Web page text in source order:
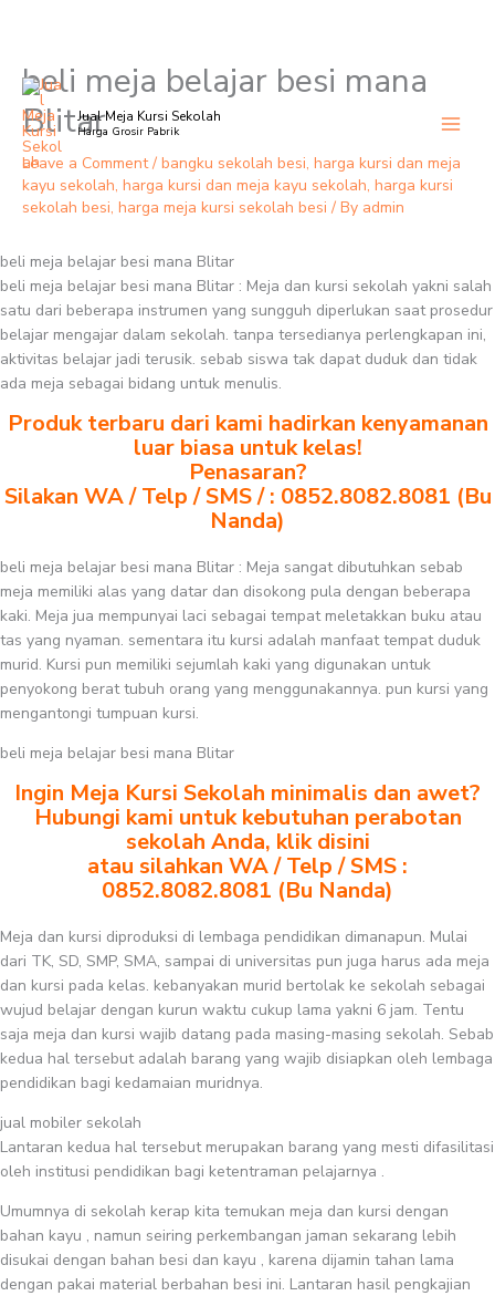
Skip
content
Jual Meja Kursi Sekolah
Harga Grosir Pabrik
beli meja belajar besi mana
Blitar
Leave a Comment / bangku sekolah besi, harga kursi dan meja
kayu sekolah, harga kursi dan meja kayu sekolah, harga kursi
sekolah besi, harga meja kursi sekolah besi / By admin
beli meja belajar besi mana Blitar
beli meja belajar besi mana Blitar : Meja dan kursi sekolah yakni salah
satu dari beberapa instrumen yang sungguh diperlukan saat prosedur
belajar mengajar dalam sekolah. tanpa tersedianya perlengkapan ini,
aktivitas belajar jadi terusik. sebab siswa tak dapat duduk dan tidak
ada meja sebagai bidang untuk menulis.
Produk terbaru dari kami hadirkan kenyamanan
luar biasa untuk kelas!
Penasaran?
Silakan WA / Telp / SMS / : 0852.8082.8081 (Bu
Nanda)
beli meja belajar besi mana Blitar : Meja sangat dibutuhkan sebab
meja memiliki alas yang datar dan disokong pula dengan beberapa
kaki. Meja jua mempunyai laci sebagai tempat meletakkan buku atau
tas yang nyaman. sementara itu kursi adalah manfaat tempat duduk
murid. Kursi pun memiliki sejumlah kaki yang digunakan untuk
penyokong berat tubuh orang yang menggunakannya. pun kursi yang
mengantongi tumpuan kursi.
beli meja belajar besi mana Blitar
Ingin Meja Kursi Sekolah minimalis dan awet?
Hubungi kami untuk kebutuhan perabotan
sekolah Anda, klik disini
atau silahkan WA / Telp / SMS :
0852.8082.8081 (Bu Nanda)
Meja dan kursi diproduksi di lembaga pendidikan dimanapun. Mulai
dari TK, SD, SMP, SMA, sampai di universitas pun juga harus ada meja
dan kursi pada kelas. kebanyakan murid bertolak ke sekolah sebagai
wujud belajar dengan kurun waktu cukup lama yakni 6 jam. Tentu
saja meja dan kursi wajib datang pada masing-masing sekolah. Sebab
kedua hal tersebut adalah barang yang wajib disiapkan oleh lembaga
pendidikan bagi kedamaian muridnya.
jual mobiler sekolah
Lantaran kedua hal tersebut merupakan barang yang mesti difasilitasi
oleh institusi pendidikan bagi ketentraman pelajarnya .
Umumnya di sekolah kerap kita temukan meja dan kursi dengan
bahan kayu , namun seiring perkembangan jaman sekarang lebih
disukai dengan bahan besi dan kayu , karena dijamin tahan lama
dengan pakai material berbahan besi ini. Lantaran hasil pengkajian